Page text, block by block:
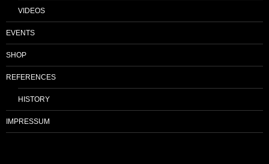
VIDEOS
EVENTS
SHOP
REFERENCES
HISTORY
IMPRESSUM